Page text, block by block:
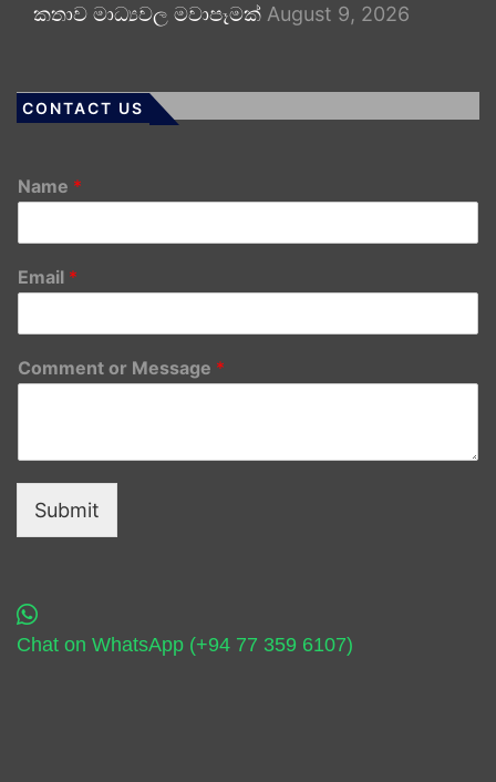
කතාව මාධ්‍යවල මවාපෑමක් August 9, 2026
CONTACT US
Name *
Email *
Comment or Message *
Submit
Chat on WhatsApp (+94 77 359 6107)